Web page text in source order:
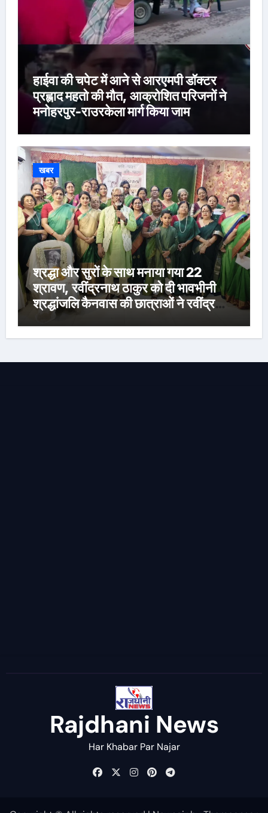
हाईवा की चपेट में आने से आरएमपी डॉक्टर
प्रह्लाद महतो की मौत, आक्रोशित परिजनों ने
मनोहरपुर-राउरकेला मार्ग किया जाम
खबर
श्रद्धा और सुरों के साथ मनाया गया 22
श्रावण, रवींद्रनाथ ठाकुर को दी भावभीनी
श्रद्धांजलि कैनवास की छात्राओं ने रवींद्र
बांधा समां
Rajdhani News
Har Khabar Par Najar